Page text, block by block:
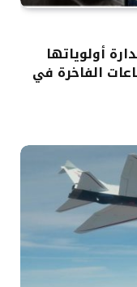
أولوياتها
الفاخرة في